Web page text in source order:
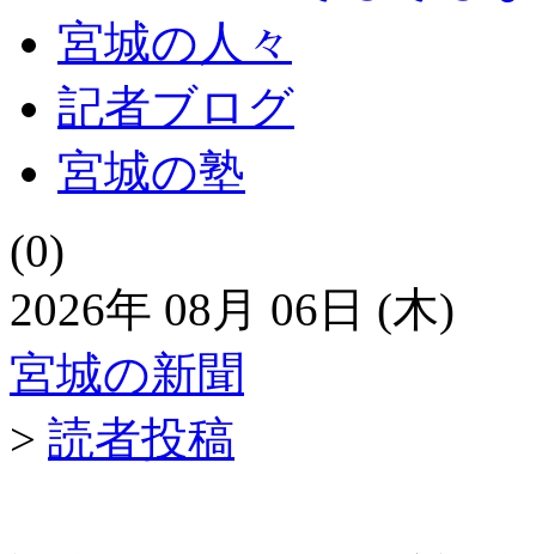
宮城の人々
記者ブログ
宮城の塾
(0)
2026年 08月 06日 (木)
宮城の新聞
> 読者投稿